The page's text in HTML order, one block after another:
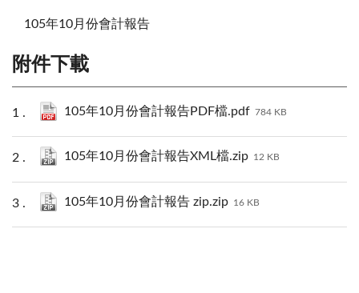
105年10月份會計報告
附件下載
105年10月份會計報告PDF檔.pdf 784 KB
105年10月份會計報告XML檔.zip 12 KB
105年10月份會計報告 zip.zip 16 KB